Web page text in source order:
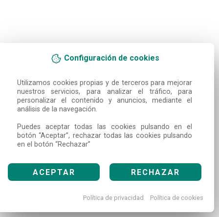
Configuración de cookies
Utilizamos cookies propias y de terceros para mejorar
nuestros servicios, para analizar el tráfico, para
personalizar el contenido y anuncios, mediante el
análisis de la navegación.
Puedes aceptar todas las cookies pulsando en el
botón “Aceptar”, rechazar todas las cookies pulsando
en el botón “Rechazar”
ACEPTAR RECHAZAR
Política de privacidad Política de cookies